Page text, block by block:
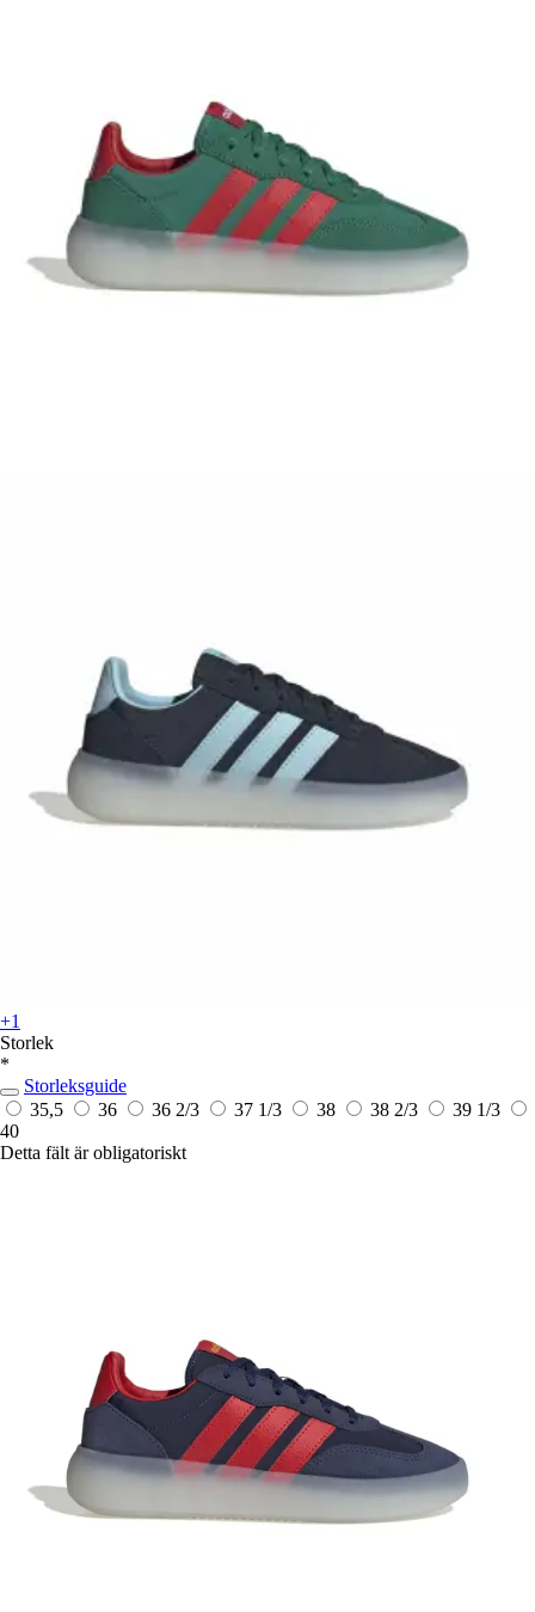
+1
Storlek
*
Storleksguide
35,5
36 36 2/3 37 1/3 38 38 2/3
39 1/3
40
Detta fält är obligatoriskt